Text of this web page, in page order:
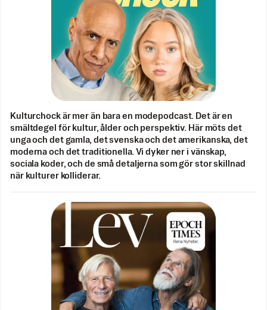
Kulturchock är mer än bara en modepodcast. Det är en
smältdegel för kultur, ålder och perspektiv. Här möts det
unga och det gamla, det svenska och det amerikanska, det
moderna och det traditionella. Vi dyker ner i vänskap,
sociala koder, och de små detaljerna som gör stor skillnad
när kulturer kolliderar.